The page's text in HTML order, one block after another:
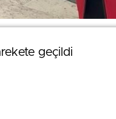
geçildi
geçildi